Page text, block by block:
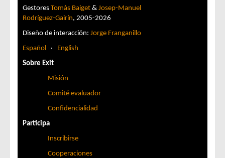
Gestores Tomàs Baiget & Josep-Manuel
Rodríguez-Gairín, 2005-2026
Diseño de interacción: Jorge Franganillo
Español · English
Sobre Exit
Misión
Comité evaluador
Confidencialidad
Participa
Inscribirse
Cooperaciones